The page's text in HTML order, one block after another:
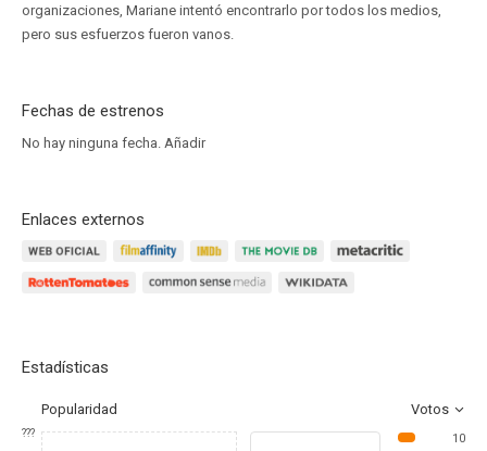
organizaciones, Mariane intentó encontrarlo por todos los medios,
pero sus esfuerzos fueron vanos.
Fechas de estrenos
No hay ninguna fecha. Añadir
Enlaces externos
Estadísticas
Popularidad Votos
???
10